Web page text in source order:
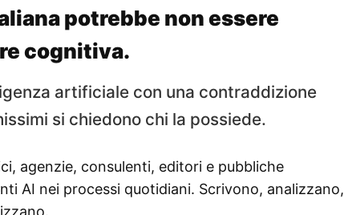
potrebbe non essere
cognitiva.
artificiale con una contraddizione
si chiedono chi la possiede.
agenzie, consulenti, editori e pubbliche
AI nei processi quotidiani. Scrivono, analizzano,